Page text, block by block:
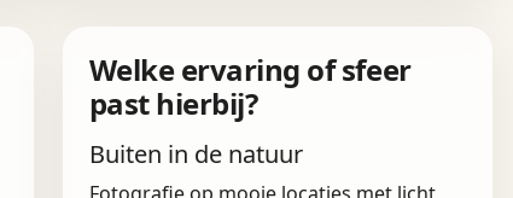
Welke ervaring of sfeer
past hierbij?
Buiten in de natuur